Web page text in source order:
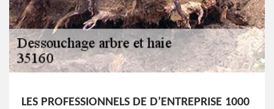
LES PROFESSIONNELS DE D’ENTREPRISE 1000